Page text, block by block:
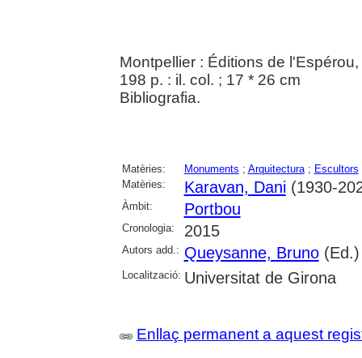
Montpellier : Éditions de
198 p. : il. col. ; 17 * 26 cm
Bibliografia.
Matèries: Monuments ; Arquitectura; Escultors
Matèries:
Karavan, Dani(1930-
Àmbit: Portbou
Cronologia: 2015
Autors add.: Queysanne, Bruno
Localització: Universitat de Girona
Enllaç permanent a aquest